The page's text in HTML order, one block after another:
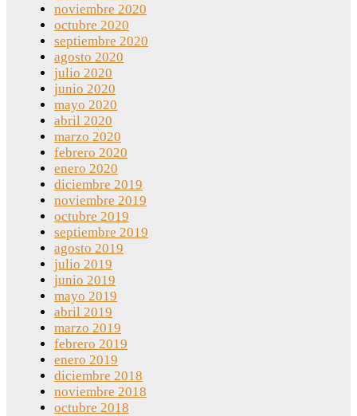
noviembre 2020
octubre 2020
septiembre 2020
agosto 2020
julio 2020
junio 2020
mayo 2020
abril 2020
marzo 2020
febrero 2020
enero 2020
diciembre 2019
noviembre 2019
octubre 2019
septiembre 2019
agosto 2019
julio 2019
junio 2019
mayo 2019
abril 2019
marzo 2019
febrero 2019
enero 2019
diciembre 2018
noviembre 2018
octubre 2018